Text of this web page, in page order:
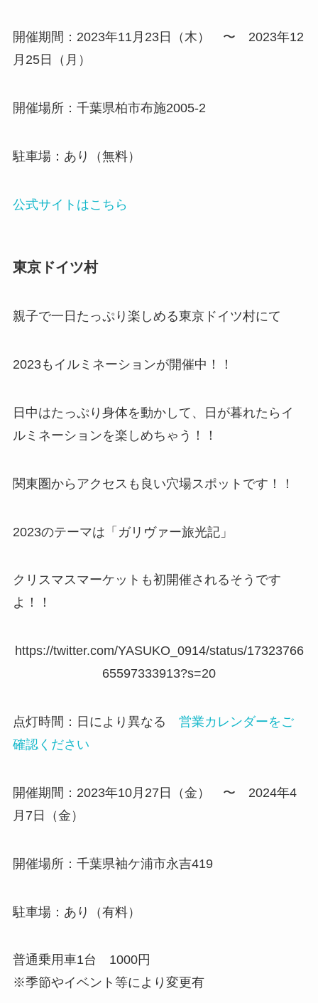
開催期間：2023年11月23日（木） 〜 2023年12
月25日（月）
開催場所：千葉県柏市布施2005-2
駐車場：あり（無料）
公式サイトはこちら
東京ドイツ村
親子で一日たっぷり楽しめる東京ドイツ村にて
2023もイルミネーションが開催中！！
日中はたっぷり身体を動かして、日が暮れたらイ
ルミネーションを楽しめちゃう！！
関東圏からアクセスも良い穴場スポットです！！
2023のテーマは「ガリヴァー旅光記」
クリスマスマーケットも初開催されるそうです
よ！！
https://twitter.com/YASUKO_0914/status/17323766
65597333913?s=20
点灯時間：日により異なる 営業カレンダーをご
確認ください
開催期間：2023年10月27日（金） 〜 2024年4
月7日（金）
開催場所：千葉県袖ケ浦市永吉419
駐車場：あり（有料）
普通乗用車1台 1000円
※季節やイベント等により変更有